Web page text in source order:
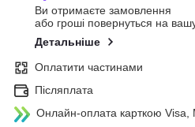
Ви отримаєте замовлення
або гроші повернуться на
Детальніше
Оплатити частинами
Післяплата
Онлайн-оплата карткою Visa,